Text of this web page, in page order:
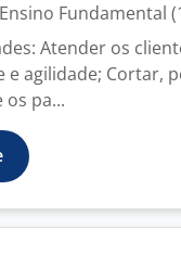
Ensino Fundamental
Atender os
e agilidade; Cortar,
pa...